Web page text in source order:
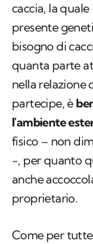
caccia, la
presente
bisogno di
quanta parte
nella relazione
partecipe, è
l'ambiente
fisico – non
-, per quanto
anche
proprietario.
Come per